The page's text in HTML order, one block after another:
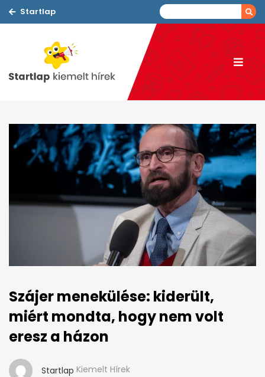
Startlap
Szájer menekülése: kiderült,
miért mondta, hogy nem volt
eresz a házon
Startlap Kiemelt Hírek